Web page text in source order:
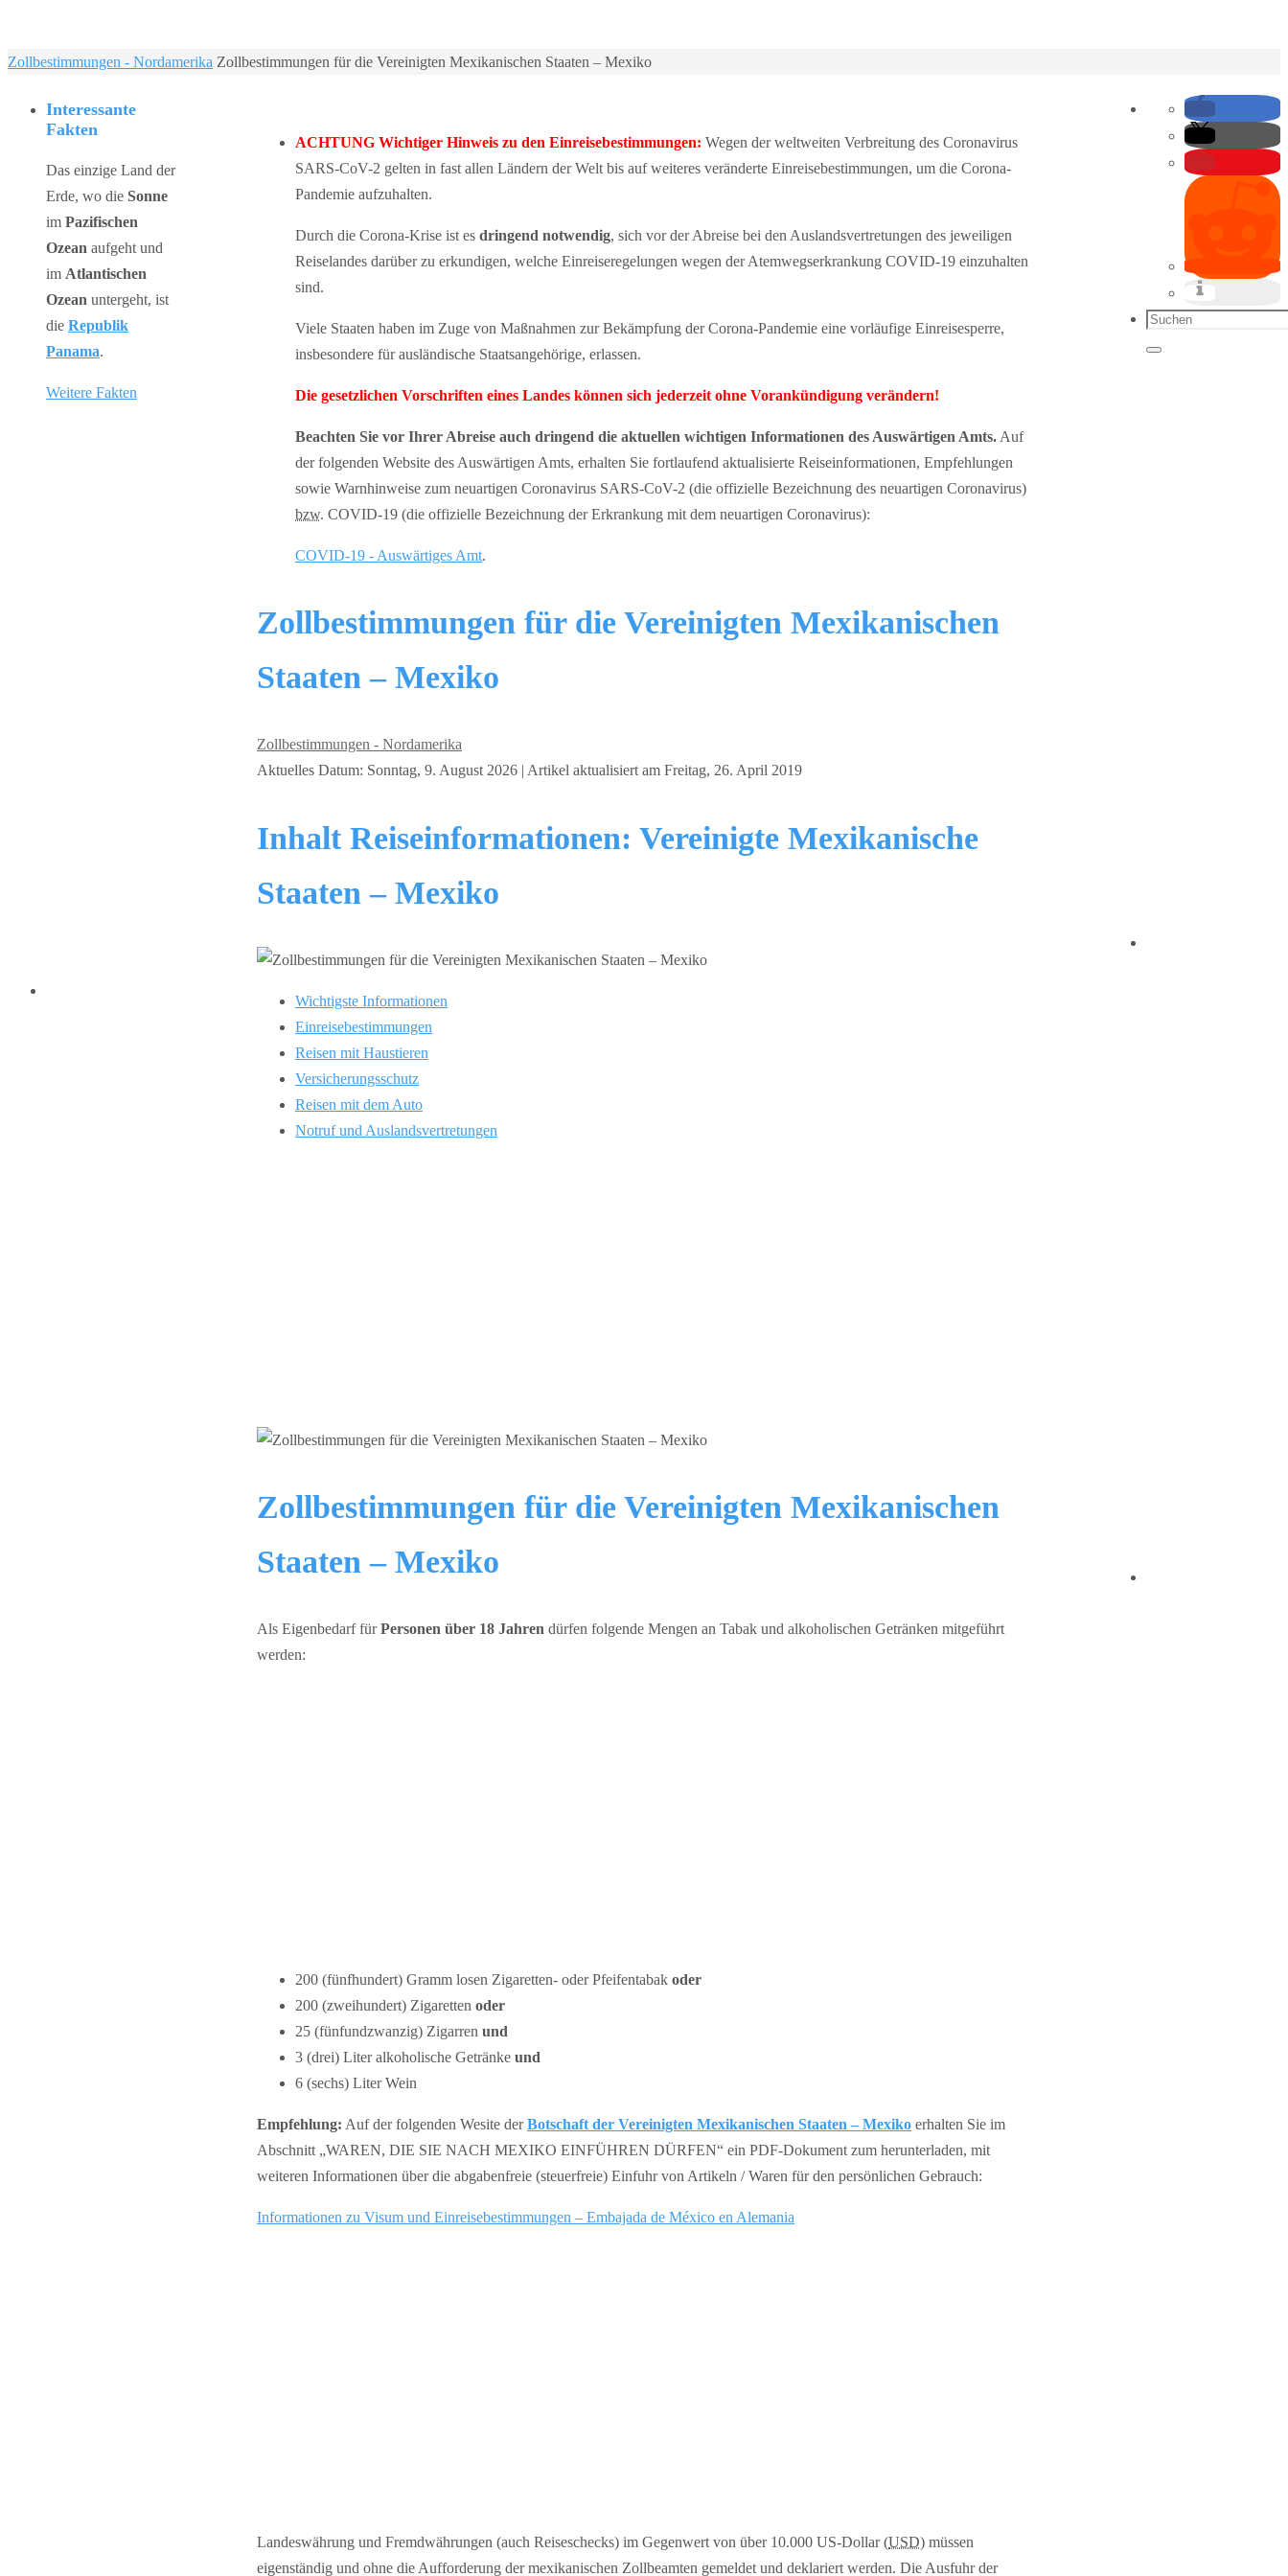
Home
Zollbestimmungen - Nordamerika Zollbestimmungen für die Vereinigten Mexikanischen Staaten – Mexiko
ACHTUNG Wichtiger Hinweis zu den Einreisebestimmungen: Wegen der weltweiten Verbreitung des Coronavirus
SARS-CoV-2 gelten in fast allen Ländern der Welt bis auf weiteres veränderte Einreisebestimmungen, um die Corona-
Pandemie aufzuhalten.
Durch die Corona-Krise ist es dringend notwendig, sich vor der Abreise bei den Auslandsvertretungen des jeweiligen
Reiselandes darüber zu erkundigen, welche Einreiseregelungen wegen der Atemwegserkrankung COVID-19 einzuhalten
sind.
Viele Staaten haben im Zuge von Maßnahmen zur Bekämpfung der Corona-Pandemie eine vorläufige Einreisesperre,
insbesondere für ausländische Staatsangehörige, erlassen.
Die gesetzlichen Vorschriften eines Landes können sich jederzeit ohne Vorankündigung verändern!
Beachten Sie vor Ihrer Abreise auch dringend die aktuellen wichtigen Informationen des Auswärtigen Amts. Auf
der folgenden Website des Auswärtigen Amts, erhalten Sie fortlaufend aktualisierte Reiseinformationen, Empfehlungen
sowie Warnhinweise zum neuartigen Coronavirus SARS-CoV-2 (die offizielle Bezeichnung des neuartigen Coronavirus)
bzw. COVID-19 (die offizielle Bezeichnung der Erkrankung mit dem neuartigen Coronavirus):
COVID-19 - Auswärtiges Amt.
Zollbestimmungen für die Vereinigten Mexikanischen
Staaten – Mexiko
Zollbestimmungen - Nordamerika
Aktuelles Datum: Sonntag, 9. August 2026 | Artikel aktualisiert am Freitag, 26. April 2019
Inhalt Reiseinformationen: Vereinigte Mexikanische
Staaten – Mexiko
Wichtigste Informationen
Einreisebestimmungen
Reisen mit Haustieren
Versicherungsschutz
Reisen mit dem Auto
Notruf und Auslandsvertretungen
Zollbestimmungen für die Vereinigten Mexikanischen
Staaten – Mexiko
Als Eigenbedarf fürPersonen über 18 Jahren dürfen folgende Mengen an Tabak und alkoholischen Getränken mitgeführt
werden:
200 (fünfhundert) Gramm losen Zigaretten- oder Pfeifentabak oder
200 (zweihundert) Zigaretten oder
25 (fünfundzwanzig) Zigarren und
3 (drei) Liter alkoholische Getränke und
6 (sechs) Liter Wein
Empfehlung: Auf der folgenden Wesite derBotschaft der Vereinigten Mexikanischen Staaten – Mexiko erhalten Sie im
Abschnitt „WAREN, DIE SIE NACH MEXIKO EINFÜHREN DÜRFEN“ ein PDF-Dokument zum herunterladen, mit
weiteren Informationen über die abgabenfreie (steuerfreie) Einfuhr von Artikeln / Waren für den persönlichen Gebrauch:
Informationen zu Visum und Einreisebestimmungen – Embajada de México en Alemania
Landeswährung und Fremdwährungen (auch Reiseschecks) im Gegenwert von über 10.000 US-Dollar (USD) müssen
eigenständig und ohne die Aufforderung der mexikanischen Zollbeamten gemeldet und deklariert werden. Die Ausfuhr der
Interessante
Fakten
Das einzige Land der
Erde, wo die Sonne
im Pazifischen
Ozean aufgeht und
im Atlantischen
Ozean untergeht, ist
die Republik
Panama.
Weitere Fakten
Suchen
nach:
Suchen